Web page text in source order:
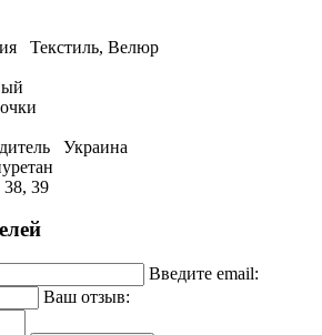
Текстиль, Велюр
Украина
38, 39
Введите email:
Ваш отзыв: